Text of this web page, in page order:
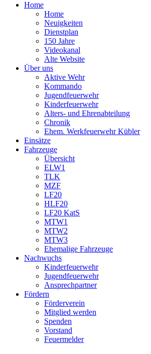
Home
Home
Neuigkeiten
Dienstplan
150 Jahre
Videokanal
Alte Website
Über uns
Aktive Wehr
Kommando
Jugendfeuerwehr
Kinderfeuerwehr
Alters- und Ehrenabteilung
Chronik
Ehem. Werkfeuerwehr Kübler
Einsätze
Fahrzeuge
Übersicht
ELW1
TLK
MZF
LF20
HLF20
LF20 KatS
MTW1
MTW2
MTW3
Ehemalige Fahrzeuge
Nachwuchs
Kinderfeuerwehr
Jugendfeuerwehr
Ansprechpartner
Fördern
Förderverein
Mitglied werden
Spenden
Vorstand
Feuermelder